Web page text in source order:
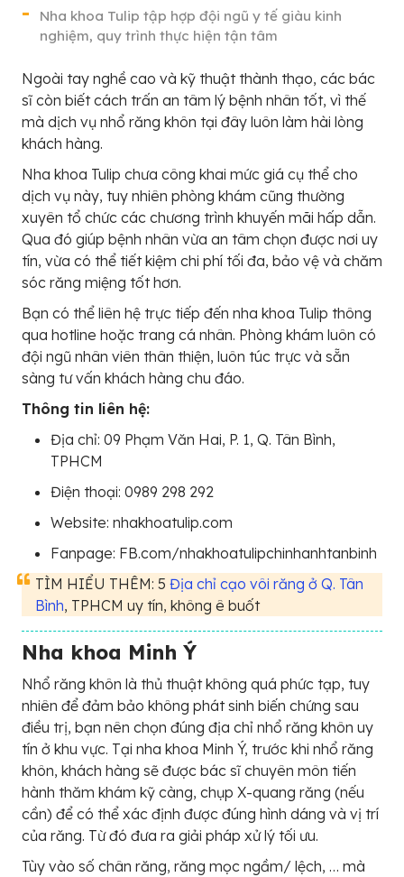
Nha khoa Tulip tập hợp đội ngũ y tế giàu kinh
nghiệm, quy trình thực hiện tận tâm
Ngoài tay nghề cao và kỹ thuật thành thạo, các bác
sĩ còn biết cách trấn an tâm lý bệnh nhân tốt, vì thế
mà dịch vụ nhổ răng khôn tại đây luôn làm hài lòng
khách hàng.
Nha khoa Tulip chưa công khai mức giá cụ thể cho
dịch vụ này, tuy nhiên phòng khám cũng thường
xuyên tổ chức các chương trình khuyến mãi hấp dẫn.
Qua đó giúp bệnh nhân vừa an tâm chọn được nơi uy
tín, vừa có thể tiết kiệm chi phí tối đa, bảo vệ và chăm
sóc răng miệng tốt hơn.
Bạn có thể liên hệ trực tiếp đến nha khoa Tulip thông
qua hotline hoặc trang cá nhân. Phòng khám luôn có
đội ngũ nhân viên thân thiện, luôn túc trực và sẵn
sàng tư vấn khách hàng chu đáo.
Thông tin liên hệ:
Địa chỉ: 09 Phạm Văn Hai, P. 1, Q. Tân Bình,
TPHCM
Điện thoại: 0989 298 292
Website: nhakhoatulip.com
Fanpage: FB.com/nhakhoatulipchinhanhtanbinh
TÌM HIỂU THÊM: 5 Địa chỉ cạo vôi răng ở Q. Tân
Bình, TPHCM uy tín, không ê buốt
Nha khoa Minh Ý
Nhổ răng khôn là thủ thuật không quá phức tạp, tuy
nhiên để đảm bảo không phát sinh biến chứng sau
điều trị, bạn nên chọn đúng địa chỉ nhổ răng khôn uy
tín ở khu vực. Tại nha khoa Minh Ý, trước khi nhổ răng
khôn, khách hàng sẽ được bác sĩ chuyên môn tiến
hành thăm khám kỹ càng, chụp X-quang răng (nếu
cần) để có thể xác định được đúng hình dáng và vị trí
của răng. Từ đó đưa ra giải pháp xử lý tối ưu.
Tùy vào số chân răng, răng mọc ngầm/ lệch, … mà